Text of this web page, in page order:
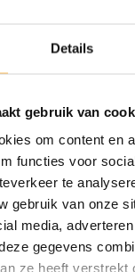
Details
gebruik van
om content en
functies voor
te
gebruik van onze
media,
gegevens
ze heeft verstrekt
200cm - Natur